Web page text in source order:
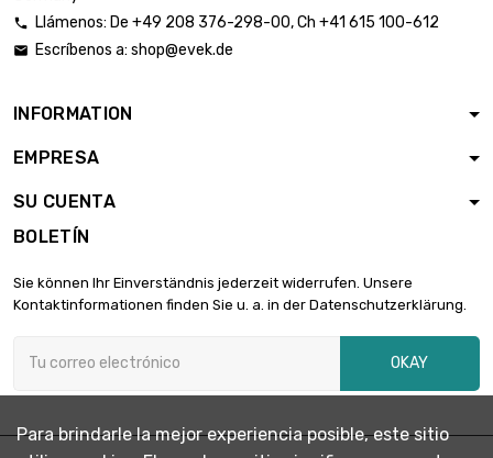
largo : 2 Meter
largo : 5 Meter
diámetro : 0.06mm
12,31 €
largo : 25 Meter
 Llámenos: De +49 208 376-298-00, Ch +41 615 100-612
 Escríbenos a: shop@evek.de
INFORMATION
EMPRESA
SU CUENTA
BOLETÍN
Sie können Ihr Einverständnis jederzeit widerrufen. Unsere
Kontaktinformationen finden Sie u. a. in der Datenschutzerklärung.
OKAY
Para brindarle la mejor experiencia posible, este sitio